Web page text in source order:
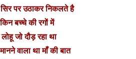
पर उठाकर निकलते है
बच्चे की रगों में
लोहू जो दौड़ रहा था
वाला था माँ की बात